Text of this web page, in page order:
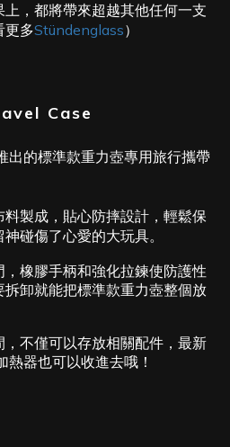
，都將帶來超越其他任何一支
更多Stündenglass）
Case
出的標準款重力壺專用旅行攜帶
製成，貼心防摔設計，輕鬆保
碰傷了心愛的大玩具。
橡膠手柄和強化拉鍊使防護性
卸就能把標準款重力壺整個放
不僅可以存放相關配件，最新
器也可以收進去哦！